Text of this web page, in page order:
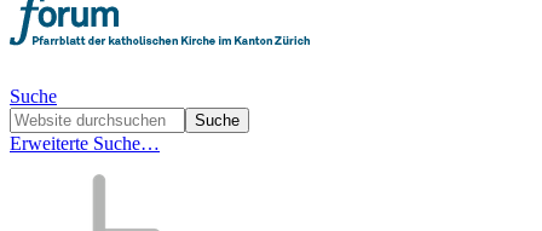
Suche
Erweiterte Suche…